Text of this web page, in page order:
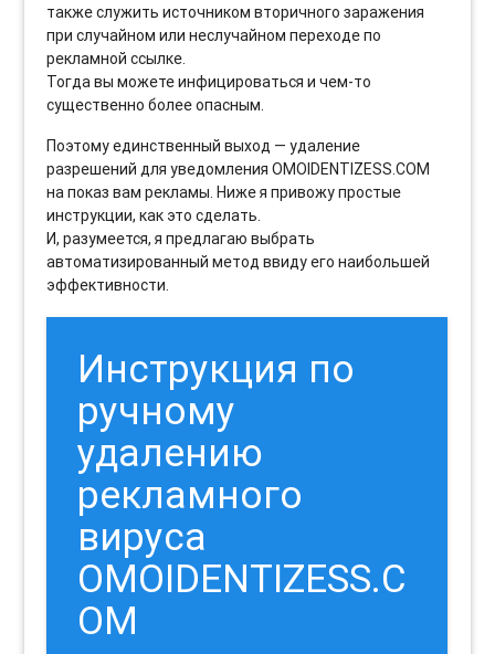
также служить источником вторичного заражения
при случайном или неслучайном переходе по
рекламной ссылке.
Тогда вы можете инфицироваться и чем-то
существенно более опасным.
Поэтому единственный выход — удаление
разрешений для уведомления OMOIDENTIZESS.COM
на показ вам рекламы. Ниже я привожу простые
инструкции, как это сделать.
И, разумеется, я предлагаю выбрать
автоматизированный метод ввиду его наибольшей
эффективности.
Инструкция по
ручному
удалению
рекламного
вируса
OMOIDENTIZESS.C
OM